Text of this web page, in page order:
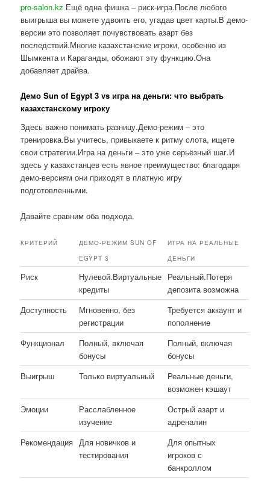
pro-salon.kz Ещё одна фишка – риск-игра.После любого
выигрыша вы можете удвоить его, угадав цвет карты.В демо-
версии это позволяет почувствовать азарт без
последствий.Многие казахстанские игроки, особенно из
Шымкента и Караганды, обожают эту функцию.Она
добавляет драйва.
Демо Sun of Egypt 3 vs игра на деньги: что выбрать
казахстанскому игроку
Здесь важно понимать разницу.Демо-режим – это
тренировка.Вы учитесь, привыкаете к ритму слота, ищете
свои стратегии.Игра на деньги – это уже серьёзный шаг.И
здесь у казахстанцев есть явное преимущество: благодаря
демо-версиям они приходят в платную игру
подготовленными.
Давайте сравним оба подхода.
КРИТЕРИЙ
ДЕМО-РЕЖИМ SUN OF
EGYPT 3
ИГРА НА РЕАЛЬНЫЕ
ДЕНЬГИ
Риск
Нулевой.Виртуальные
кредиты
Реальный.Потеря
депозита возможна
Доступность
Мгновенно, без
регистрации
Требуется аккаунт и
пополнение
Функционал
Полный, включая
бонусы
Полный, включая
бонусы
Выигрыш
Только виртуальный
Реальные деньги,
возможен кэшаут
Эмоции
Расслабленное
изучение
Острый азарт и
адреналин
Рекомендация Для новичков и
тестирования
Для опытных
игроков с
банкроллом